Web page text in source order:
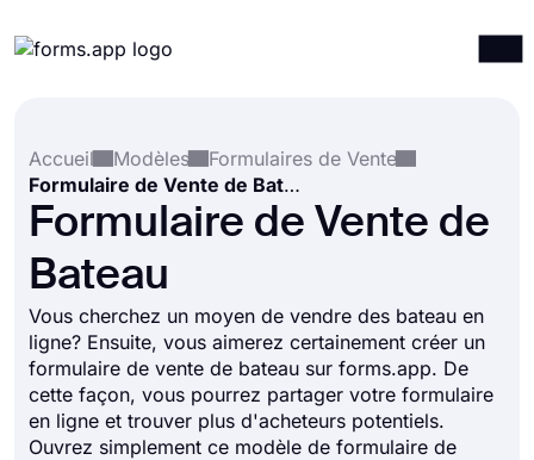
Intégrations
Modèles
Ressources
Accueil
Modèles
Formulaires de Vente
Formulaire de Vente de Bateau
Formulaire de Vente de
Bateau
Vous cherchez un moyen de vendre des bateau en
ligne? Ensuite, vous aimerez certainement créer un
formulaire de vente de bateau sur forms.app. De
cette façon, vous pourrez partager votre formulaire
en ligne et trouver plus d'acheteurs potentiels.
Ouvrez simplement ce modèle de formulaire de